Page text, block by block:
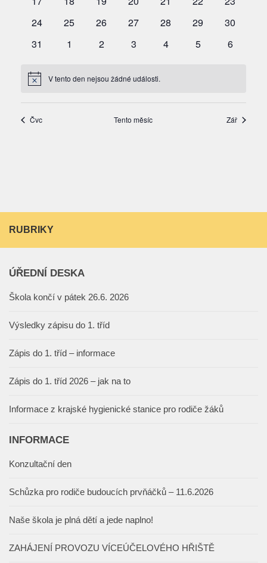
RUBRIKY
ÚŘEDNÍ DESKA
Škola končí v pátek 26.6. 2026
Výsledky zápisu do 1. tříd
Zápis do 1. tříd – informace
Zápis do 1. tříd 2026 – jak na to
Informace z krajské hygienické stanice pro rodiče žáků
INFORMACE
Konzultační den
Schůzka pro rodiče budoucích prvňáčků – 11.6.2026
Naše škola je plná dětí a jede naplno!
ZAHÁJENÍ PROVOZU VÍCEÚČELOVÉHO HŘIŠTĚ